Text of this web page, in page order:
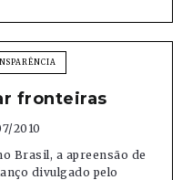
fronteiras
2010
Brasil, a apreensão de
divulgado pelo